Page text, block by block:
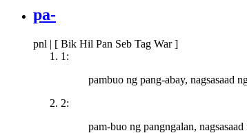
pa-
pnl | [ Bik Hil Pan Seb Tag War ]
1:
pambuo ng pang-abay, nagsasaad
2:
pam-buo ng pangngalan,